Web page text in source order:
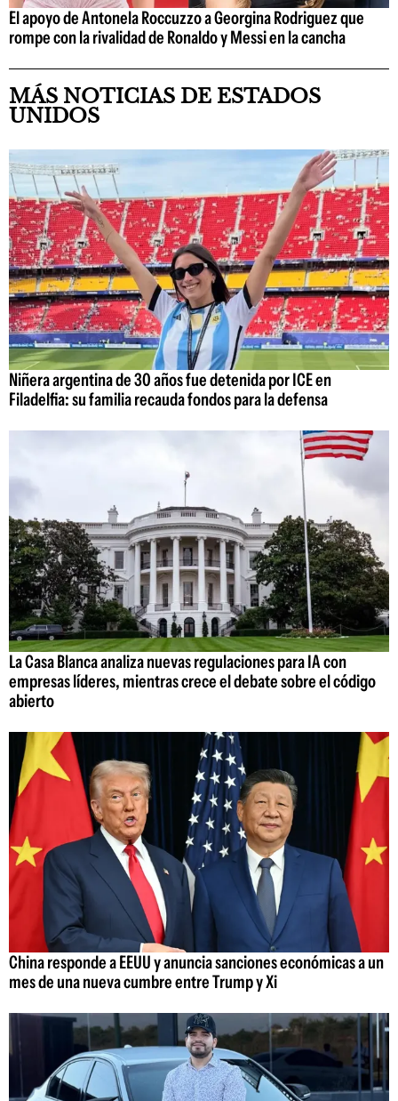
El apoyo de Antonela Roccuzzo a Georgina Rodriguez que
rompe con la rivalidad de Ronaldo y Messi en la cancha
MÁS NOTICIAS DE ESTADOS
UNIDOS
Niñera argentina de 30 años fue detenida por ICE en
Filadelfia: su familia recauda fondos para la defensa
La Casa Blanca analiza nuevas regulaciones para IA con
empresas líderes, mientras crece el debate sobre el código
abierto
China responde a EEUU y anuncia sanciones económicas a un
mes de una nueva cumbre entre Trump y Xi